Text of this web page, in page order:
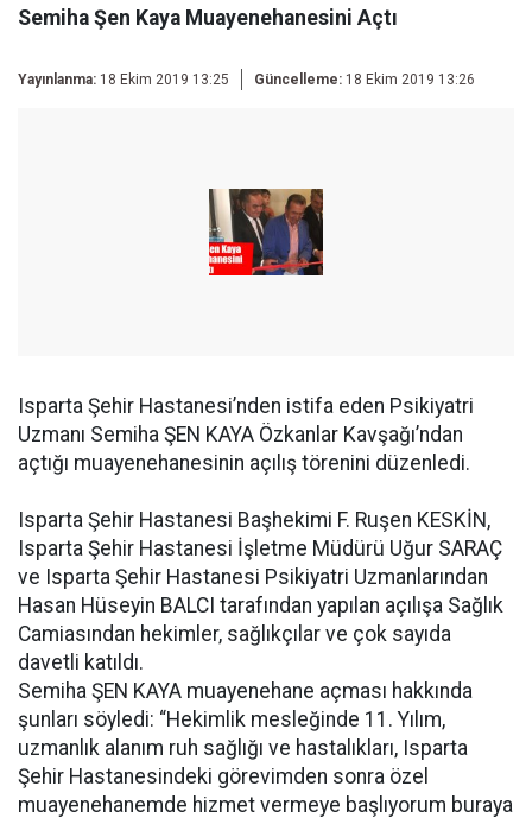
Semiha Şen Kaya Muayenehanesini Açtı
Yayınlanma: 18 Ekim 2019 13:25 Güncelleme: 18 Ekim 2019 13:26
Isparta Şehir Hastanesi’nden istifa eden Psikiyatri
Uzmanı Semiha ŞEN KAYA Özkanlar Kavşağı’ndan
açtığı muayenehanesinin açılış törenini düzenledi.
Isparta Şehir Hastanesi Başhekimi F. Ruşen KESKİN,
Isparta Şehir Hastanesi İşletme Müdürü Uğur SARAÇ
ve Isparta Şehir Hastanesi Psikiyatri Uzmanlarından
Hasan Hüseyin BALCI tarafından yapılan açılışa Sağlık
Camiasından hekimler, sağlıkçılar ve çok sayıda
davetli katıldı.
Semiha ŞEN KAYA muayenehane açması hakkında
şunları söyledi: “Hekimlik mesleğinde 11. Yılım,
uzmanlık alanım ruh sağlığı ve hastalıkları, Isparta
Şehir Hastanesindeki görevimden sonra özel
muayenehanemde hizmet vermeye başlıyorum buraya